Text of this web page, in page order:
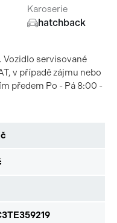
Karoserie
hatchback
Vozidlo servisované
v případě zájmu nebo
předem Po - Pá 8:00 -